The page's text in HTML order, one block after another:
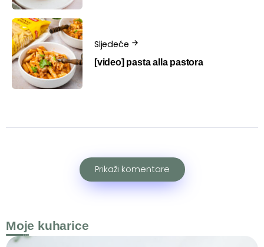
Sljedeće
[video] pasta alla pastora
Prikaži komentare
Moje kuharice